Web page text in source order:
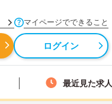
マイページでできること
ログイン
最近見た求人